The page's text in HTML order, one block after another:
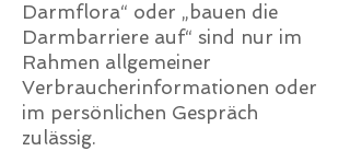
Darmflora“ oder „bauen die
Darmbarriere auf“ sind nur im
Rahmen allgemeiner
Verbraucherinformationen oder
im persönlichen Gespräch
zulässig.